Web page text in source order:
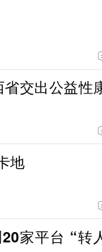
交出公益性
地
家平台 “转